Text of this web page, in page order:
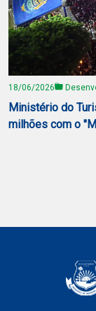
18/06/2026
Ministério do
milhões com o